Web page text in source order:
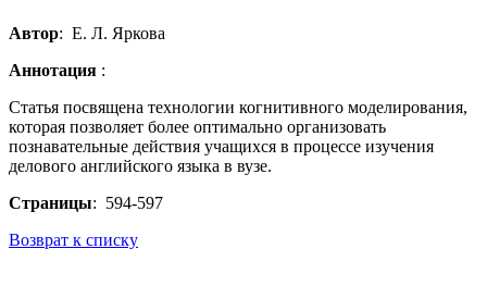
Автор: Е. Л. Яркова
Аннотация :
Статья посвящена технологии когнитивного моделирования,
которая позволяет более оптимально организовать
познавательные действия учащихся в процессе изучения
делового английского языка в вузе.
Страницы: 594-597
Возврат к списку